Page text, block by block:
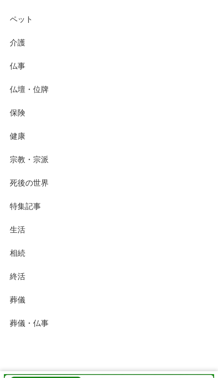
ペット
介護
仏事
仏壇・位牌
保険
健康
宗教・宗派
死後の世界
特集記事
生活
相続
終活
葬儀
葬儀・仏事